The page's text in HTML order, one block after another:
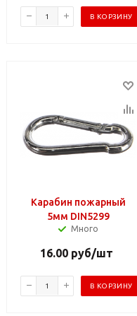
В КОРЗИНУ
Карабин пожарный
5мм DIN5299
Много
16.00 руб/шт
В КОРЗИНУ